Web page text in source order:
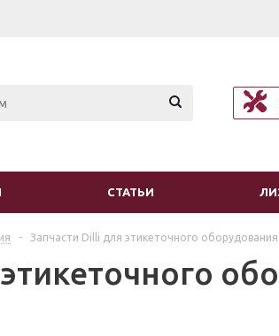
СТАТЬИ
- Запчасти Dilli для этикеточного оборудования